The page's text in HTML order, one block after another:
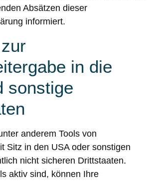
Absätzen dieser
informiert.
in die
sonstige
anderem Tools von
Sitz in den USA oder sonstigen
nicht sicheren Drittstaaten.
aktiv sind, können Ihre